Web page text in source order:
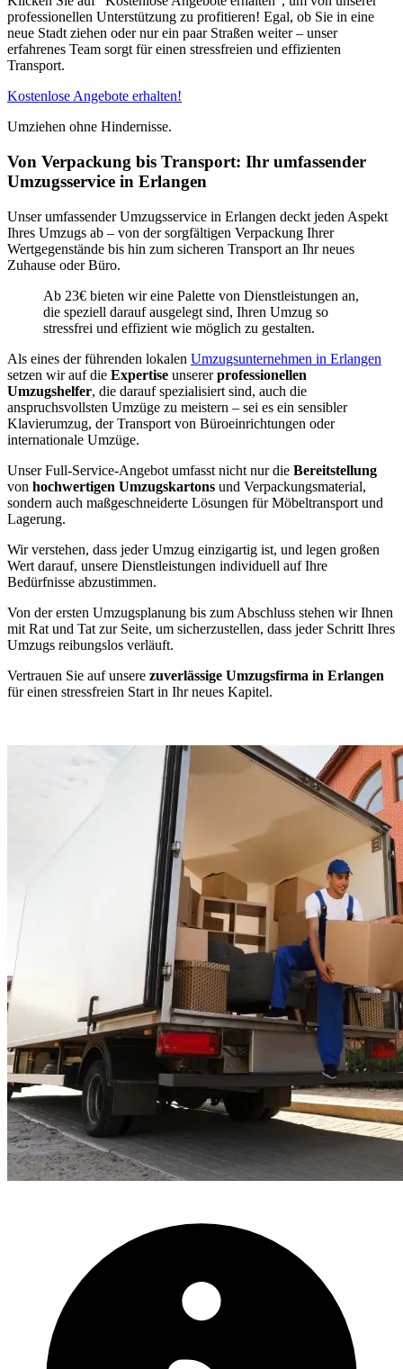
professionellen Unterstützung zu profitieren! Egal, ob Sie in eine
neue Stadt ziehen oder nur ein paar Straßen weiter – unser
erfahrenes Team sorgt für einen stressfreien und effizienten
Transport.
Kostenlose Angebote erhalten!
Umziehen ohne Hindernisse.
Von Verpackung bis Transport: Ihr umfassender
Umzugsservice in Erlangen
Unser umfassender Umzugsservice in Erlangen deckt jeden Aspekt
Ihres Umzugs ab – von der sorgfältigen Verpackung Ihrer
Wertgegenstände bis hin zum sicheren Transport an Ihr neues
Zuhause oder Büro.
Ab 23€ bieten wir eine Palette von Dienstleistungen an,
die speziell darauf ausgelegt sind, Ihren Umzug so
stressfrei und effizient wie möglich zu gestalten.
Als eines der führenden lokalen Umzugsunternehmen in Erlangen
setzen wir auf die Expertise unsererprofessionellen
Umzugshelfer, die darauf spezialisiert sind, auch die
anspruchsvollsten Umzüge zu meistern – sei es ein sensibler
Klavierumzug, der Transport von Büroeinrichtungen oder
internationale Umzüge.
Unser Full-Service-Angebot umfasst nicht nur die Bereitstellung
von hochwertigen Umzugskartons und Verpackungsmaterial,
sondern auch maßgeschneiderte Lösungen für Möbeltransport und
Lagerung.
Wir verstehen, dass jeder Umzug einzigartig ist, und legen großen
Wert darauf, unsere Dienstleistungen individuell auf Ihre
Bedürfnisse abzustimmen.
Von der ersten Umzugsplanung bis zum Abschluss stehen wir Ihnen
mit Rat und Tat zur Seite, um sicherzustellen, dass jeder Schritt Ihres
Umzugs reibungslos verläuft.
Vertrauen Sie auf unsere zuverlässige Umzugsfirma in Erlangen
für einen stressfreien Start in Ihr neues Kapitel.